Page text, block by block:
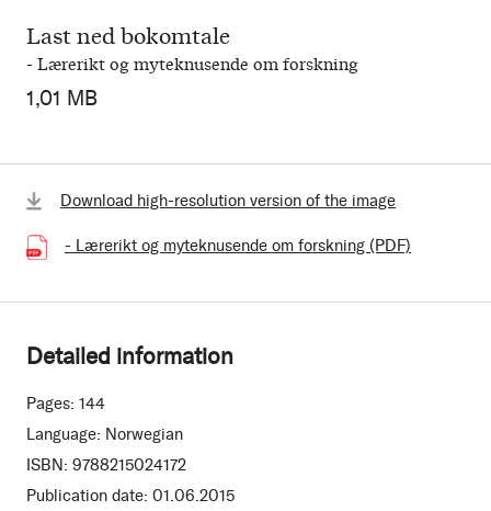
Last ned bokomtale
- Lærerikt og myteknusende om forskning
1,01 MB
Download high-resolution version of the image
- Lærerikt og myteknusende om forskning (PDF)
Detailed information
Pages: 144
Language: Norwegian
ISBN: 9788215024172
Publication date: 01.06.2015